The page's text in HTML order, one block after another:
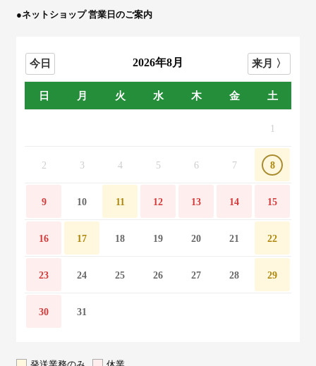
●ネットショップ 営業日のご案内
2026年8月
日 月 火 水 木 金 土
1
2 3 4 5 6 7 8
9 10 11 12 13 14 15
16 17 18 19 20 21 22
23 24 25 26 27 28 29
30 31